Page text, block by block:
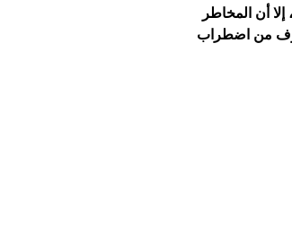
أن المخاطر
من اضطراب